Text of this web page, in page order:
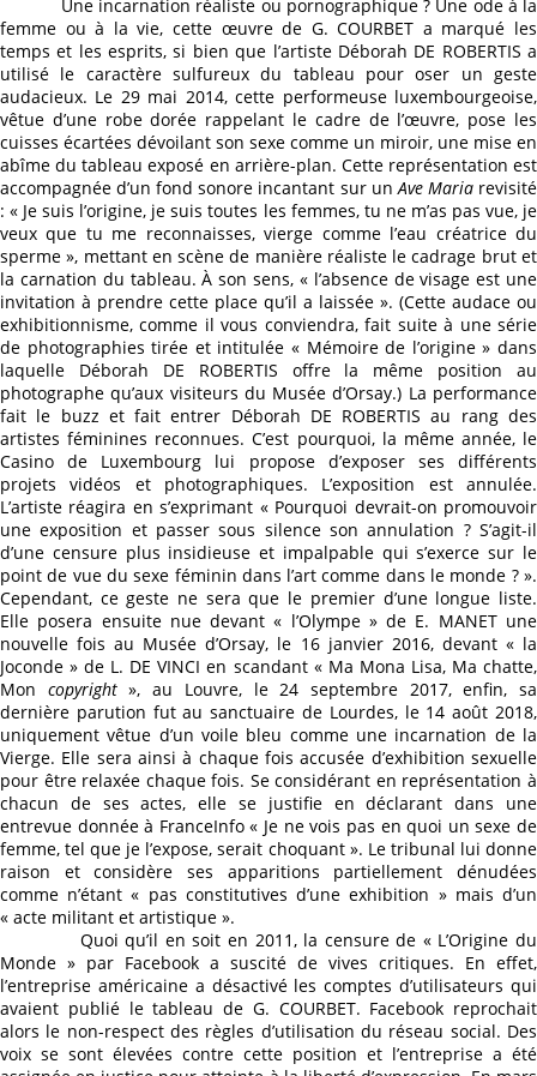
Une incarnation réaliste ou pornographique ? Une ode à la
femme ou à la vie, cette œuvre de G. COURBET a marqué les
temps et les esprits, si bien que l’artiste Déborah DE ROBERTIS a
utilisé le caractère sulfureux du tableau pour oser un geste
audacieux. Le 29 mai 2014, cette performeuse luxembourgeoise,
vêtue d’une robe dorée rappelant le cadre de l’œuvre, pose les
cuisses écartées dévoilant son sexe comme un miroir, une mise en
abîme du tableau exposé en arrière-plan. Cette représentation est
accompagnée d’un fond sonore incantant sur unAve Mariarevisité
: « Je suis l’origine, je suis toutes les femmes, tu ne m’as pas vue, je
veux que tu me reconnaisses, vierge comme l’eau créatrice du
sperme », mettant en scène de manière réaliste le cadrage brut et
la carnation du tableau. À son sens, « l’absence de visage est une
invitation à prendre cette place qu’il a laissée ». (Cette audace ou
exhibitionnisme, comme il vous conviendra, fait suite à une série
de photographies tirée et intitulée « Mémoire de l’origine » dans
laquelle Déborah DE ROBERTIS offre la même position au
photographe qu’aux visiteurs du Musée d’Orsay.) La performance
fait le buzz et fait entrer Déborah DE ROBERTIS au rang des
artistes féminines reconnues. C’est pourquoi, la même année, le
Casino de Luxembourg lui propose d’exposer ses différents
projets vidéos et photographiques. L’exposition est annulée.
L’artiste réagira en s’exprimant « Pourquoi devrait-on promouvoir
une exposition et passer sous silence son annulation ? S’agit-il
d’une censure plus insidieuse et impalpable qui s’exerce sur le
point de vue du sexe féminin dans l’art comme dans le monde ? ».
Cependant, ce geste ne sera que le premier d’une longue liste.
Elle posera ensuite nue devant « l’Olympe » de E. MANET une
nouvelle fois au Musée d’Orsay, le 16 janvier 2016, devant « la
Joconde » de L. DE VINCI en scandant « Ma Mona Lisa, Ma chatte,
Mon copyright», au Louvre, le 24 septembre 2017, enfin, sa
dernière parution fut au sanctuaire de Lourdes, le 14 août 2018,
uniquement vêtue d’un voile bleu comme une incarnation de la
Vierge. Elle sera ainsi à chaque fois accusée d’exhibition sexuelle
pour être relaxée chaque fois. Se considérant en représentation à
chacun de ses actes, elle se justifie en déclarant dans une
entrevue donnée à FranceInfo « Je ne vois pas en quoi un sexe de
femme, tel que je l’expose, serait choquant ». Le tribunal lui donne
raison et considère ses apparitions partiellement dénudées
comme n’étant « pas constitutives d’une exhibition » mais d’un
« acte militant et artistique ».
Quoi qu’il en soit en 2011, la censure de « L’Origine du
Monde » par Facebook a suscité de vives critiques. En effet,
l’entreprise américaine a désactivé les comptes d’utilisateurs qui
avaient publié le tableau de G. COURBET. Facebook reprochait
alors le non-respect des règles d’utilisation du réseau social. Des
voix se sont élevées contre cette position et l’entreprise a été